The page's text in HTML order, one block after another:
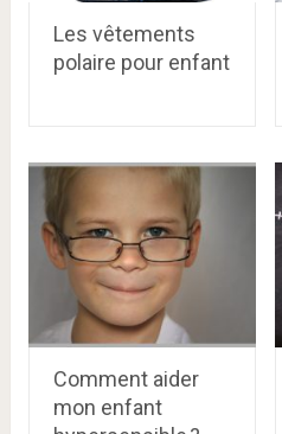
Les vêtements
polaire pour enfant
Comment aider
mon enfant